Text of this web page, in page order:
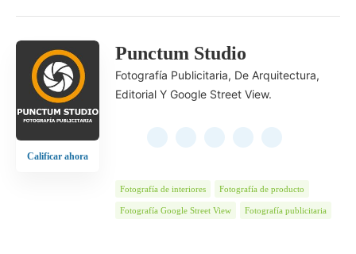
Calificar ahora
Punctum Studio
Fotografía Publicitaria, De Arquitectura,
Editorial Y Google Street View.
Fotografía de interiores Fotografía de producto
Fotografía Google Street View Fotografía publicitaria